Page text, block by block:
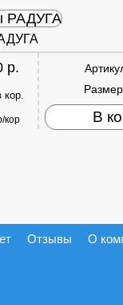
р.
кор.
кор В
О
Отзывы